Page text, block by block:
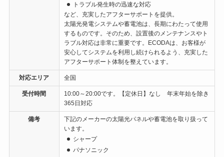
トラブル発生時の迅速な対応
など、充実したアフターサポートを提供。
太陽光発電システムや蓄電池は、長期にわたって使用
するものです。そのため、設置後のメンテナンスやト
ラブル対応は非常に重要です。ECODAは、お客様が
安心してシステムを利用し続けられるよう、充実した
アフターサポート体制を整えています。
対応エリア 全国
受付時間
10:00～20:00です。【定休日】なし 年末年始を除き
365日対応
備考
下記のメーカーの太陽光パネルや蓄電池を取り扱って
います。
シャープ
パナソニック